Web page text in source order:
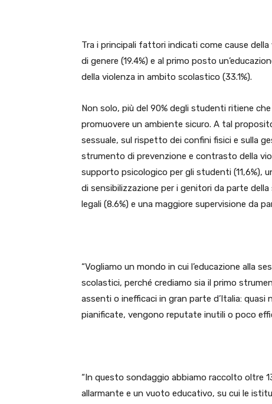
Tra i principali fattori indicati come cause
di genere (19.4%) e al primo posto
della violenza in ambito scolastico (33.1%).
Non solo, più del 90% degli studenti ritiene
promuovere un ambiente sicuro. A tal
sessuale, sul rispetto dei confini fisici e sulla
strumento di prevenzione e contrasto della
supporto psicologico per gli studenti (11,6%),
di sensibilizzazione per i genitori da parte
legali (8.6%) e una maggiore supervisione da
“Vogliamo un mondo in cui l’educazione alla
scolastici, perché crediamo sia il primo
assenti o inefficaci in gran parte d’Italia: quasi
pianificate, vengono reputate inutili o poco
“In questo sondaggio abbiamo raccolto oltre
allarmante e un vuoto educativo, su cui le